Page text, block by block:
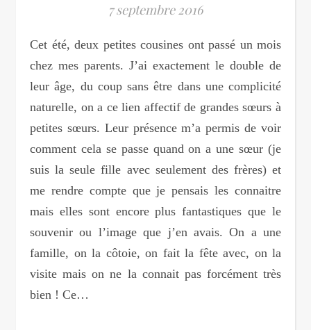
7 septembre 2016
Cet été, deux petites cousines ont passé un mois
chez mes parents. J’ai exactement le double de
leur âge, du coup sans être dans une complicité
naturelle, on a ce lien affectif de grandes sœurs à
petites sœurs. Leur présence m’a permis de voir
comment cela se passe quand on a une sœur (je
suis la seule fille avec seulement des frères) et
me rendre compte que je pensais les connaitre
mais elles sont encore plus fantastiques que le
souvenir ou l’image que j’en avais. On a une
famille, on la côtoie, on fait la fête avec, on la
visite mais on ne la connait pas forcément très
bien ! Ce…